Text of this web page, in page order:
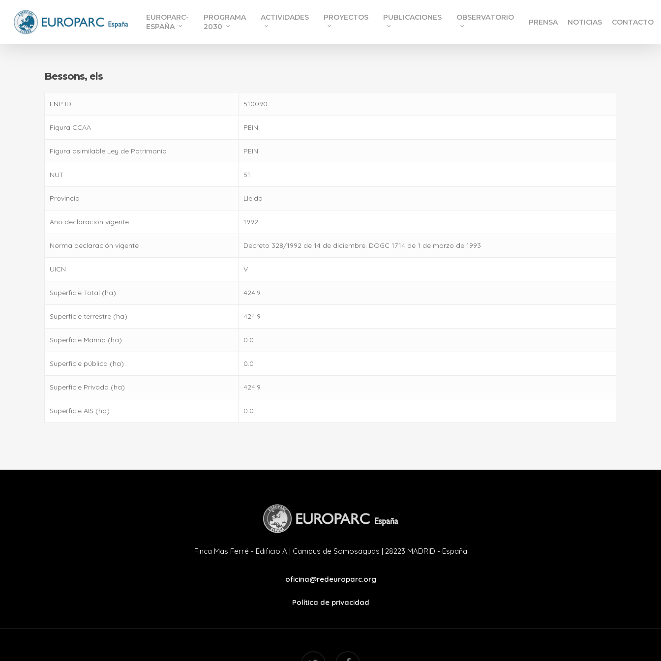
content
EUROPARC-
ESPAÑA
PROGRAMA
2030
ACTIVIDADES PROYECTOS PUBLICACIONES OBSERVATORIO
PRENSA NOTICIAS CONTACTO
Bessons, els
ENP ID 510090
Figura CCAA PEIN
Figura asimilable Ley de Patrimonio PEIN
NUT 51
Provincia Lleida
Año declaración vigente 1992
Norma declaración vigente Decreto 328/1992 de 14 de diciembre. DOGC 1714 de 1 de marzo de 1993
UICN V
Superficie Total (ha) 424.9
Superficie terrestre (ha) 424.9
Superficie Marina (ha) 0.0
Superficie pública (ha) 0.0
Superficie Privada (ha) 424.9
Superficie AIS (ha) 0.0
Finca Mas Ferré - Edificio A | Campus de Somosaguas | 28223 MADRID - España
oficina@redeuroparc.org
Política de privacidad
twitter facebook